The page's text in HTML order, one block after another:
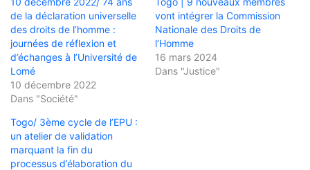
de la déclaration universelle
des droits de l’homme :
journées de réflexion et
d’échanges à l’Université de
Lomé
10 décembre 2022
Dans "Société"
vont intégrer la Commission
Nationale des Droits de
l’Homme
16 mars 2024
Dans "Justice"
Togo/ 3ème cycle de l’EPU :
un atelier de validation
marquant la fin du
processus d’élaboration du